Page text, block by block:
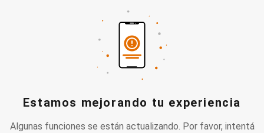
Estamos mejorando tu experiencia
Algunas funciones se están actualizando. Por favor, intentá